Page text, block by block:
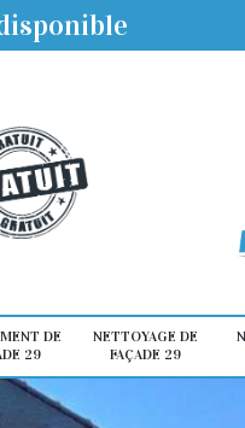
DE
29
NETTOYAGE DE
FAÇADE 29